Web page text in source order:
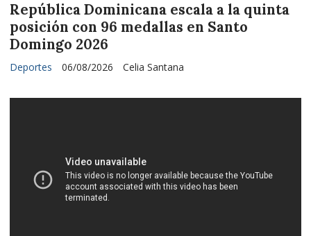
República Dominicana escala a la quinta
posición con 96 medallas en Santo
Domingo 2026
Celia Santana
Deportes 06/08/2026